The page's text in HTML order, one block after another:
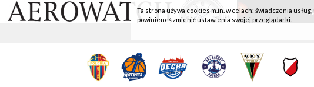
Ta strona używa cookies m.in. w celach: świadczenia
powinieneś zmienić ustawienia swojej przeglądarki.